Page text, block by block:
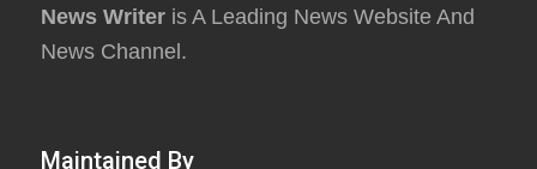
News Writer is A Leading News Website And
News Channel.
Maintained By